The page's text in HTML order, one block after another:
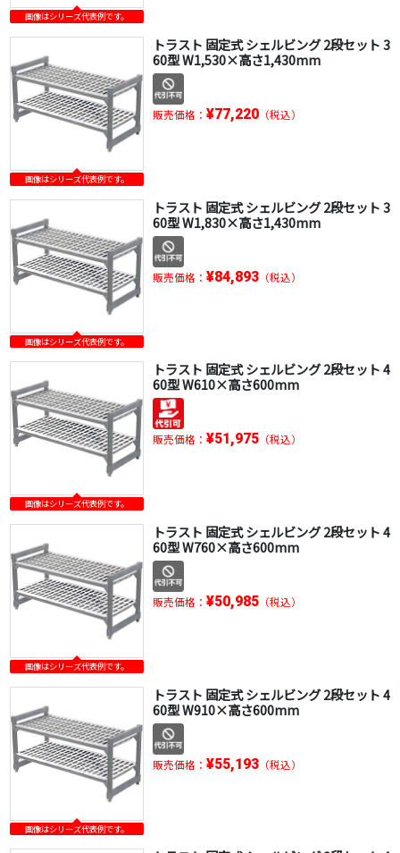
画像はシリーズ代表例です。
画像はシリーズ代表例です。
トラスト 固定式 シェルビング 2段セット 3
60型 W1,530×高さ1,430mm
販売価格： ¥77,220（税込）
画像はシリーズ代表例です。
トラスト 固定式 シェルビング 2段セット 3
60型 W1,830×高さ1,430mm
販売価格： ¥84,893（税込）
画像はシリーズ代表例です。
トラスト 固定式 シェルビング 2段セット 4
60型 W610×高さ600mm
販売価格： ¥51,975（税込）
画像はシリーズ代表例です。
トラスト 固定式 シェルビング 2段セット 4
60型 W760×高さ600mm
販売価格： ¥50,985（税込）
画像はシリーズ代表例です。
トラスト 固定式 シェルビング 2段セット 4
60型 W910×高さ600mm
販売価格： ¥55,193（税込）